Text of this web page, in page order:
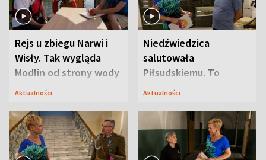
Rejs u zbiegu Narwi i
Wisły. Tak wygląda
Modlin od strony wody
Aktualności
Niedźwiedzica
salutowała
Piłsudskiemu. To
niejedyna tajemnica
Aktualności